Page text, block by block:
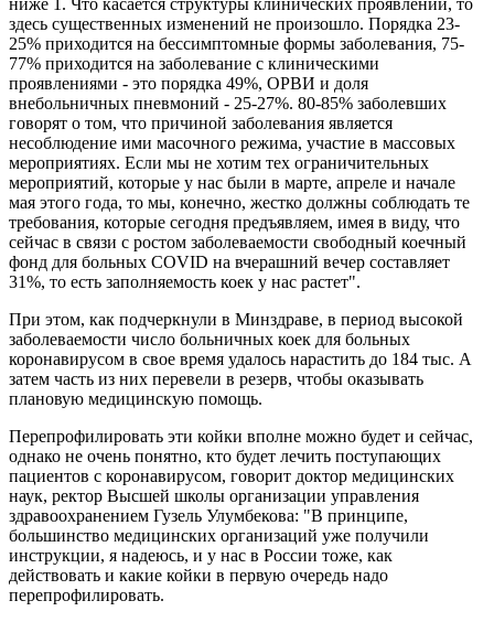
ниже 1. Что касается структуры клинических проявлений, то
здесь существенных изменений не произошло. Порядка 23-
25% приходится на бессимптомные формы заболевания, 75-
77% приходится на заболевание с клиническими
проявлениями - это порядка 49%, ОРВИ и доля
внебольничных пневмоний - 25-27%. 80-85% заболевших
говорят о том, что причиной заболевания является
несоблюдение ими масочного режима, участие в массовых
мероприятиях. Если мы не хотим тех ограничительных
мероприятий, которые у нас были в марте, апреле и начале
мая этого года, то мы, конечно, жестко должны соблюдать те
требования, которые сегодня предъявляем, имея в виду, что
сейчас в связи с ростом заболеваемости свободный коечный
фонд для больных COVID на вчерашний вечер составляет
31%, то есть заполняемость коек у нас растет".
При этом, как подчеркнули в Минздраве, в период высокой
заболеваемости число больничных коек для больных
коронавирусом в свое время удалось нарастить до 184 тыс. А
затем часть из них перевели в резерв, чтобы оказывать
плановую медицинскую помощь.
Перепрофилировать эти койки вполне можно будет и сейчас,
однако не очень понятно, кто будет лечить поступающих
пациентов с коронавирусом, говорит доктор медицинских
наук, ректор Высшей школы организации управления
здравоохранением Гузель Улумбекова: "В принципе,
большинство медицинских организаций уже получили
инструкции, я надеюсь, и у нас в России тоже, как
действовать и какие койки в первую очередь надо
перепрофилировать.